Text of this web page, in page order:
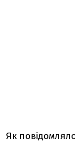
Як